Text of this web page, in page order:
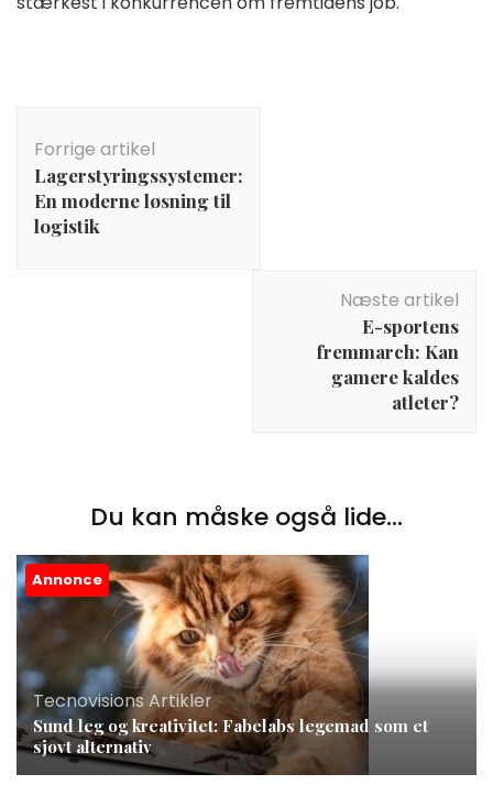
Forrige artikel
Lagerstyringssystemer:
En moderne løsning til
logistik
Næste artikel
E-sportens
fremmarch: Kan
gamere kaldes
atleter?
Du kan måske også lide...
Annonce
Tecnovisions Artikler
Sund leg og kreativitet: Fabelabs legemad som et
sjovt alternativ